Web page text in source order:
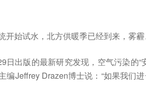
开始试水，北方供暖季已经到来，雾霾
日出版的最新研究发现，空气污染的
编Jeffrey Drazen博士说：“如果我们